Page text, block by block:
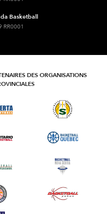
Basketball
RR0001
DES ORGANISATIONS